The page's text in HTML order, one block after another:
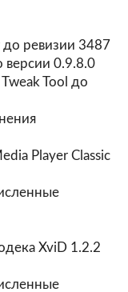
ревизии 3487
версии 0.9.8.0
Tool до
Player Classic
XviD 1.2.2